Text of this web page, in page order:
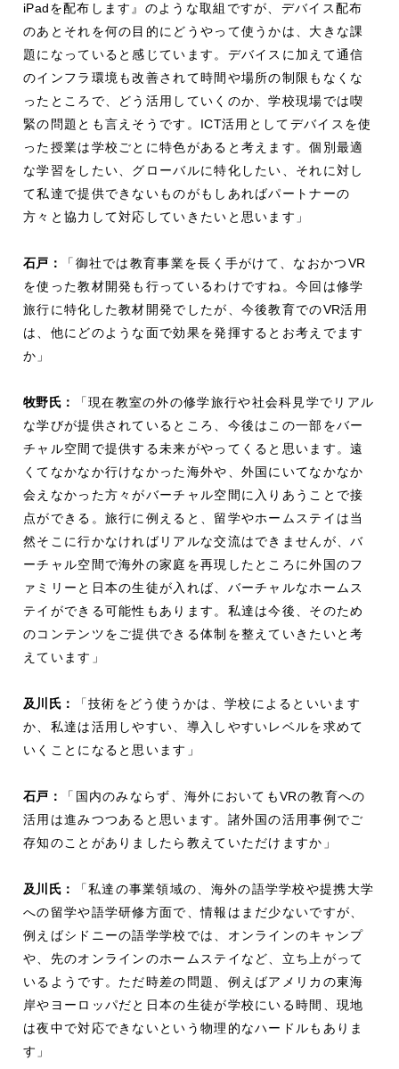
iPadを配布します』のような取組ですが、デバイス配布
のあとそれを何の目的にどうやって使うかは、大きな課
題になっていると感じています。デバイスに加えて通信
のインフラ環境も改善されて時間や場所の制限もなくな
ったところで、どう活用していくのか、学校現場では喫
緊の問題とも言えそうです。 ICT活用としてデバイスを使
った授業は学校ごとに特色があると考えます。個別最適
な学習をしたい、グローバルに特化したい、それに対し
て私達で提供できないものがもしあればパートナーの
方々と協力して対応していきたいと思います」
石戸： 「御社では教育事業を長く手がけて、なおかつVR
を使った教材開発も行っているわけですね。今回は修学
旅行に特化した教材開発でしたが、今後教育でのVR活用
は、他にどのような面で効果を発揮するとお考えでます
か」
牧野氏：
「現在教室の外の修学旅行や社会科見学でリアル
な学びが提供されているところ、今後はこの一部をバー
チャル空間で提供する未来がやってくると思います。遠
くてなかなか行けなかった海外や、外国にいてなかなか
会えなかった方々がバーチャル空間に入りあうことで接
点ができる。旅行に例えると、留学やホームステイは当
然そこに行かなければリアルな交流はできませんが、バ
ーチャル空間で海外の家庭を再現したところに外国のフ
ァミリーと日本の生徒が入れば、バーチャルなホームス
テイができる可能性もあります。私達は今後、そのため
のコンテンツをご提供できる体制を整えていきたいと考
えています」
及川氏：
「技術をどう使うかは、学校によるといいます
か、私達は活用しやすい、導入しやすいレベルを求めて
いくことになると思います」
石戸： 「国内のみならず、海外においてもVRの教育への
活用は進みつつあると思います。諸外国の活用事例でご
存知のことがありましたら教えていただけますか」
及川氏：
「私達の事業領域の、海外の語学学校や提携大学
への留学や語学研修方面で、情報はまだ少ないですが、
例えばシドニーの語学学校では、オンラインのキャンプ
や、先のオンラインのホームステイなど、立ち上がって
いるようです。ただ時差の問題、例えばアメリカの東海
岸やヨーロッパだと日本の生徒が学校にいる時間、現地
は夜中で対応できないという物理的なハードルもありま
す」